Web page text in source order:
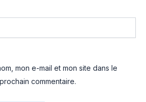
mon e-mail et mon site dans le
commentaire.